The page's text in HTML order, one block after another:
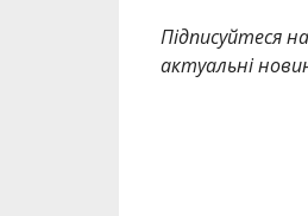
Підписуйтеся
актуальні